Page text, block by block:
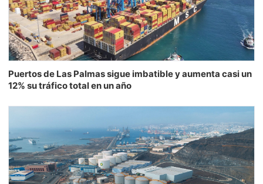
Puertos de Las Palmas sigue imbatible y aumenta casi un
12% su tráfico total en un año